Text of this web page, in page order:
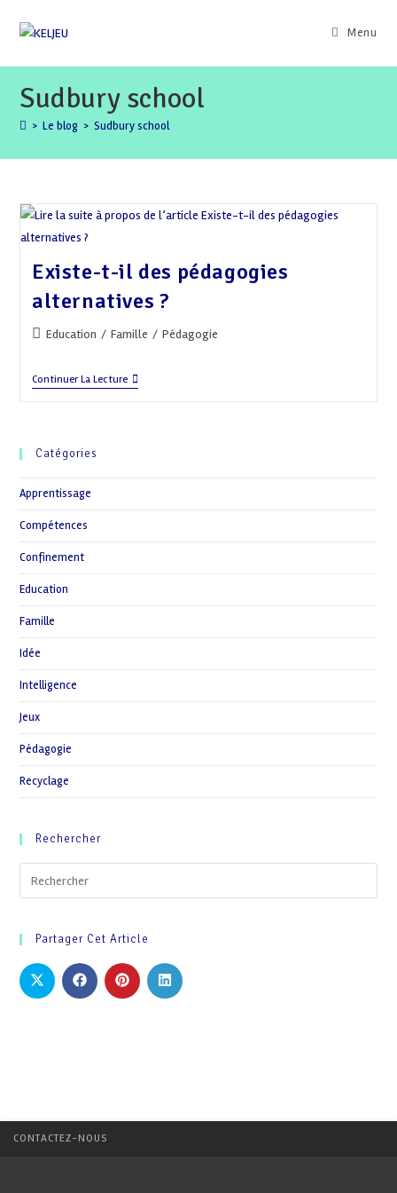
Menu
Sudbury school
> Le blog > Sudbury school
Existe-t-il des pédagogies
alternatives ?
PostEducation / Famille / Pédagogie
Continuer La LectureExiste-
T-
Catégories
Apprentissage
Compétences
Confinement
Education
Famille
Idée
Intelligence
Jeux
Pédagogie
Recyclage
Rechercher
Partager Cet Article
CONTACTEZ-NOUS